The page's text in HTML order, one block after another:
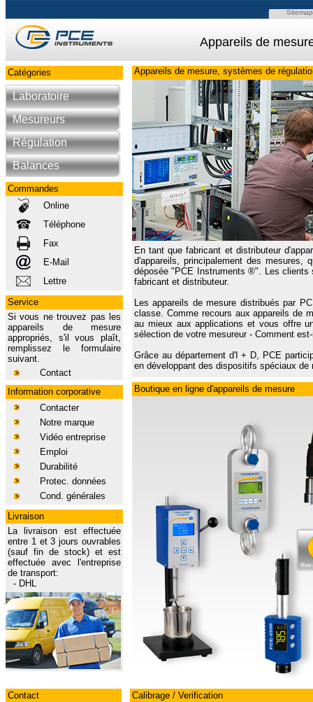
Sitemap
Appareils de
Catégories
Laboratoire
Mesureurs
Régulation
Balances
Commandes
Online
Téléphone
Fax
E-Mail
Lettre
Service
Si vous ne trouvez pas les
appareils de mesure
appropriés, s'il vous plaît,
remplissez le formulaire
suivant.
Contact
Information corporative
Contacter
Notre marque
Vidéo entreprise
Emploi
Durabilité
Protec. données
Cond. générales
Livraison
La livraison est effectuée
entre 1 et 3 jours ouvrables
(sauf fin de stock) et est
effectuée avec l'entreprise
de transport:
- DHL
Appareils de mesure, systèmes de
En tant que fabricant et distributeur
d'appareils, principalement des mesures,
déposée "PCE Instruments ®". Les clients
fabricant et distributeur.
Les appareils de mesure distribués par
classe. Comme recours aux appareils de
au mieux aux applications et vous offre
sélection de votre mesureur - Comment
Grâce au département d'I + D, PCE
en développant des dispositifs spéciaux de
Boutique en ligne d'appareils de mesure
Contact
Calibrage / Verification